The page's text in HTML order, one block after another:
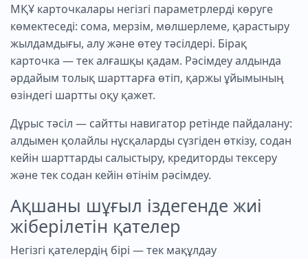
МҚҰ карточкалары негізгі параметрлерді көруге
көмектеседі: сома, мерзім, мөлшерлеме, қарастыру
жылдамдығы, алу және өтеу тәсілдері. Бірақ
карточка — тек алғашқы қадам. Рәсімдеу алдында
әрдайым толық шарттарға өтіп, қаржы ұйымының
өзіндегі шартты оқу қажет.
Дұрыс тәсіл — сайтты навигатор ретінде пайдалану:
алдымен қолайлы нұсқаларды сүзгіден өткізу, содан
кейін шарттарды салыстыру, кредиторды тексеру
және тек содан кейін өтінім рәсімдеу.
Ақшаны шұғыл іздегенде жиі
жіберілетін қателер
Негізгі қателердің бірі — тек мақұлдау